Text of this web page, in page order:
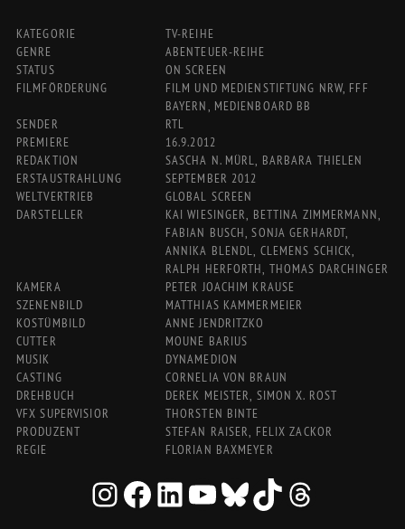
KATEGORIE
TV-REIHE
GENRE
ABENTEUER-REIHE
STATUS
ON SCREEN
FILMFÖRDERUNG
FILM UND MEDIENSTIFTUNG NRW, FFF
BAYERN, MEDIENBOARD BB
SENDER
RTL
PREMIERE
16.9.2012
REDAKTION
SASCHA N. MÜRL, BARBARA THIELEN
ERSTAUSTRAHLUNG
SEPTEMBER 2012
WELTVERTRIEB
GLOBAL SCREEN
DARSTELLER
KAI WIESINGER, BETTINA ZIMMERMANN,
FABIAN BUSCH, SONJA GERHARDT,
ANNIKA BLENDL, CLEMENS SCHICK,
RALPH HERFORTH, THOMAS DARCHINGER
KAMERA
PETER JOACHIM KRAUSE
SZENENBILD
MATTHIAS KAMMERMEIER
KOSTÜMBILD
ANNE JENDRITZKO
CUTTER
MOUNE BARIUS
MUSIK
DYNAMEDION
CASTING
CORNELIA VON BRAUN
DREHBUCH
DEREK MEISTER, SIMON X. ROST
VFX SUPERVISIOR
THORSTEN BINTE
PRODUZENT
STEFAN RAISER, FELIX ZACKOR
REGIE
FLORIAN BAXMEYER
INSTAGRAM
FACEBOOK
LINKEDIN
YOUTUBE
BLUESKY
TIKTOKTHREADS